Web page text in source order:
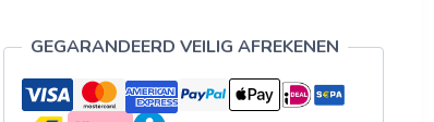
GEGARANDEERD VEILIG AFREKENEN